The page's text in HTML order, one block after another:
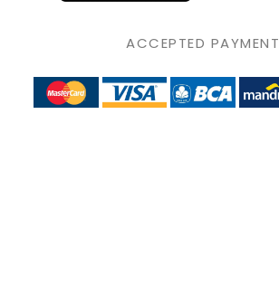
ACCEPTED PAYMENT